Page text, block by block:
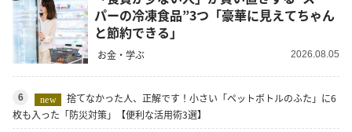
パーの冷凍食品”3つ「豪華に見えてちゃん
と節約できる」
お金・学ぶ 2026.08.05
6 new
捨てなかった人、正解です！小さい「ペットボトルのふた」に6
枚も入った「防災対策」【便利な活用術3選】